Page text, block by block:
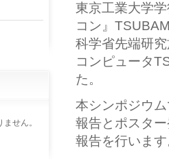
せん。
東京工業大学
コン』
科学省先端研
コンピュータ
た。
本シンポジウ
報告とポスタ
報告を行いま